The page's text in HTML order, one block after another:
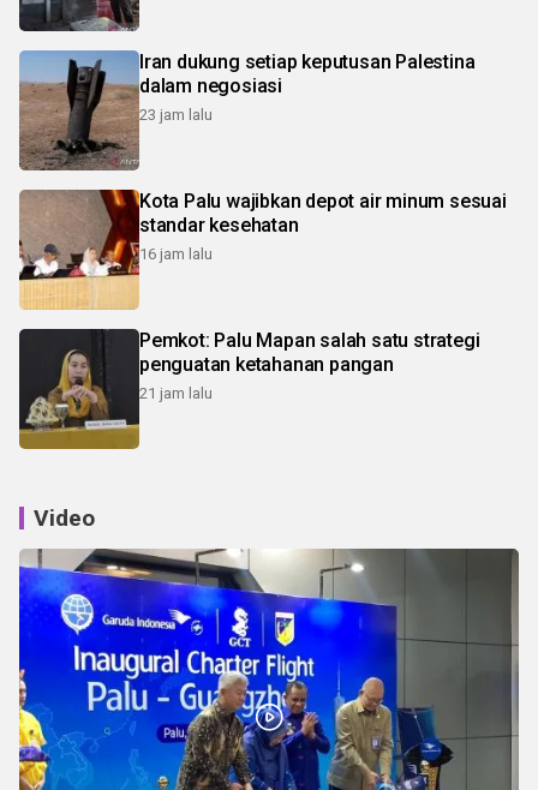
Iran dukung setiap keputusan Palestina
dalam negosiasi
23 jam lalu
Kota Palu wajibkan depot air minum sesuai
standar kesehatan
16 jam lalu
Pemkot: Palu Mapan salah satu strategi
penguatan ketahanan pangan
21 jam lalu
Video